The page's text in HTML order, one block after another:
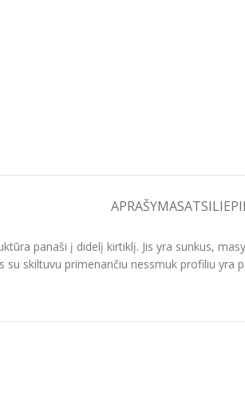
APRAŠYMAS
panaši į didelį kirtiklį. Jis yra sunkus,
su skiltuvu primenančiu nessmuk profiliu yra